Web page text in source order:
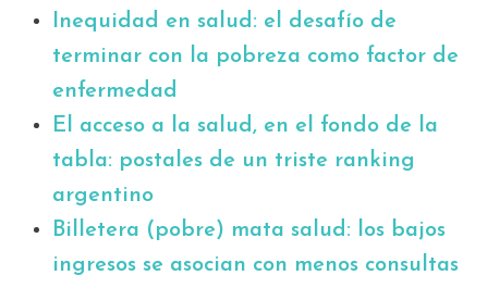
Inequidad en salud: el desafío de
terminar con la pobreza como factor de
enfermedad
El acceso a la salud, en el fondo de la
tabla: postales de un triste ranking
argentino
Billetera (pobre) mata salud: los bajos
ingresos se asocian con menos consultas